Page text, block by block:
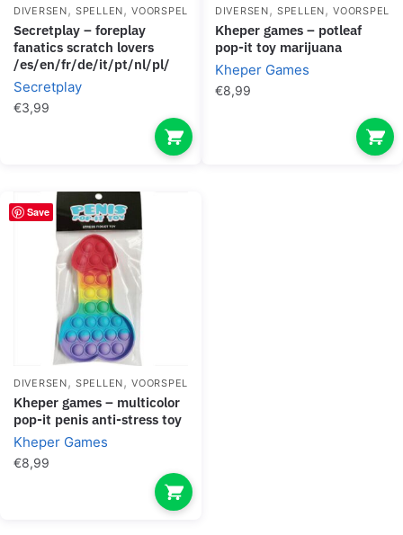
DIVERSEN,SPELLEN,VOORSPEL
secretplay – foreplay
fanatics scratch lovers
/es/en/fr/de/it/pt/nl/pl/
Secretplay
€3,99
DIVERSEN,SPELLEN,VOORSPEL
kheper games – potleaf
pop-it toy marijuana
Kheper Games
€8,99
Save
DIVERSEN,SPELLEN,VOORSPEL
kheper games – multicolor
pop-it penis anti-stress toy
Kheper Games
€8,99